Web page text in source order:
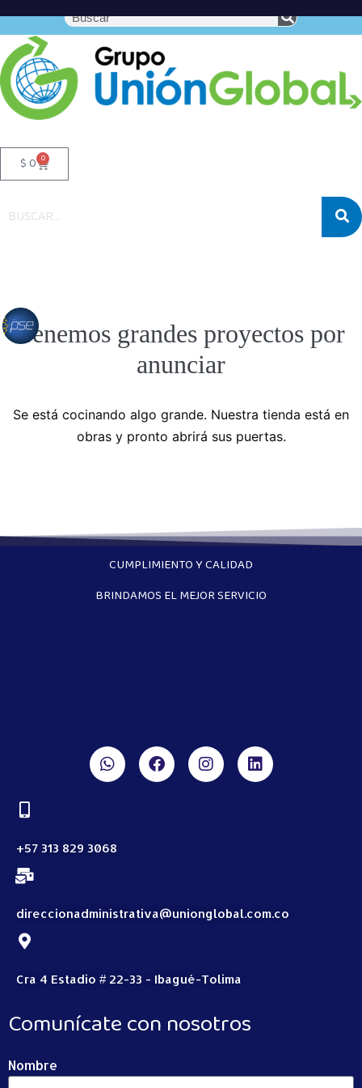
$0 0
Tenemos grandes proyectos por
anunciar
Se está cocinando algo grande. Nuestra tienda está en
obras y pronto abrirá sus puertas.
CUMPLIMIENTO Y CALIDAD
BRINDAMOS EL MEJOR SERVICIO
+57 313 829 3068
direccionadministrativa@unionglobal.com.co
Cra 4 Estadio # 22-33 - Ibagué-Tolima
Comunícate con nosotros
Nombre